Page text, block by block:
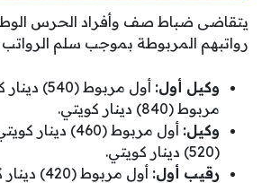
يتقاضى ضباط صف وأفراد الحرس
رواتبهم المربوطة بموجب سلم الرواتب
وكيل أول:
أول مربوط
مربوط (840) دينار كويتي.
وكيل:
أول مربوط (460)
(520) دينار كويتي.
رقيب أول:
أول مربوط